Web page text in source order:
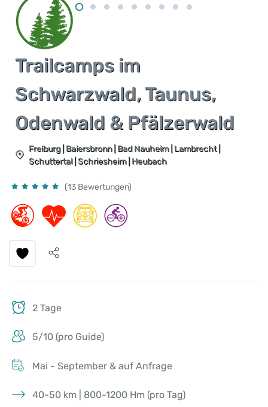
Trailcamps im
Schwarzwald, Taunus,
Odenwald & Pfälzerwald
Freiburg | Baiersbronn | Bad Nauheim | Lambrecht |
Schuttertal | Schriesheim | Heubach
(13 Bewertungen)
2 Tage
5/10 (pro Guide)
Mai - September & auf Anfrage
40-50 km | 800-1200 Hm (pro Tag)